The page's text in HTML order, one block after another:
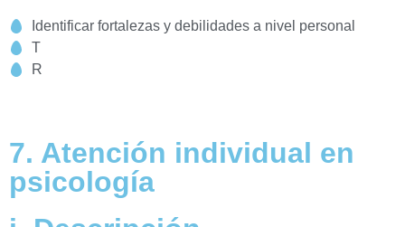
Identificar fortalezas y debilidades a nivel personal
T
R
7. Atención individual en
psicología